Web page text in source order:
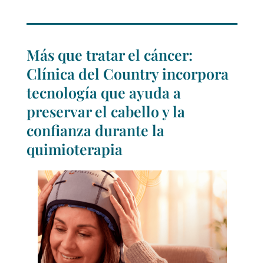
Más que tratar el cáncer:
Clínica del Country incorpora
tecnología que ayuda a
preservar el cabello y la
confianza durante la
quimioterapia